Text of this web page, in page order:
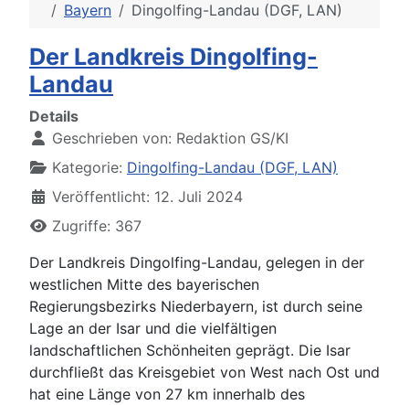
Bayern
Dingolfing-Landau (DGF, LAN)
Der Landkreis Dingolfing-
Landau
Details
Geschrieben von: Redaktion GS/KI
Kategorie: Dingolfing-Landau (DGF, LAN)
Veröffentlicht: 12. Juli 2024
Zugriffe: 367
Der Landkreis Dingolfing-Landau, gelegen in der
westlichen Mitte des bayerischen
Regierungsbezirks Niederbayern, ist durch seine
Lage an der Isar und die vielfältigen
landschaftlichen Schönheiten geprägt. Die Isar
durchfließt das Kreisgebiet von West nach Ost und
hat eine Länge von 27 km innerhalb des